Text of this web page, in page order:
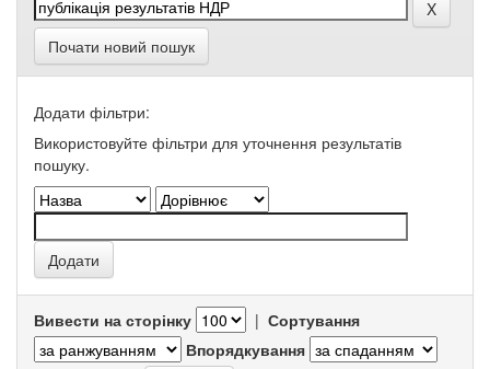
Почати новий пошук
Додати фільтри:
Використовуйте фільтри для уточнення результатів
пошуку.
Вивести на сторінку | Сортування
Впорядкування